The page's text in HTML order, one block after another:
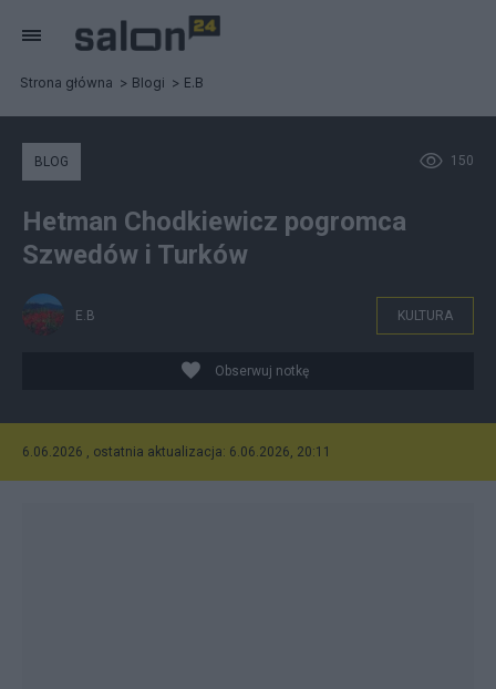
Strona główna Blogi E.B
150
BLOG
Hetman Chodkiewicz pogromca
Szwedów i Turków
E.B KULTURA
Obserwuj notkę
6.06.2026 , ostatnia aktualizacja: 6.06.2026, 20:11